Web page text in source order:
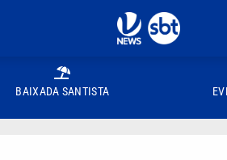
BAIXADA SANTISTA